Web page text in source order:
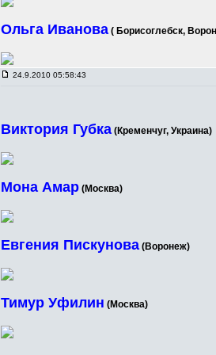
Ольга Иванова ( Борисоглебск,
24.9.2010 05:58:43
Виктория Губка (Кременчуг, Украина)
Мона Амар (Москва)
Евгения Пискунова (Воронеж)
Тимур Уфилин (Москва)